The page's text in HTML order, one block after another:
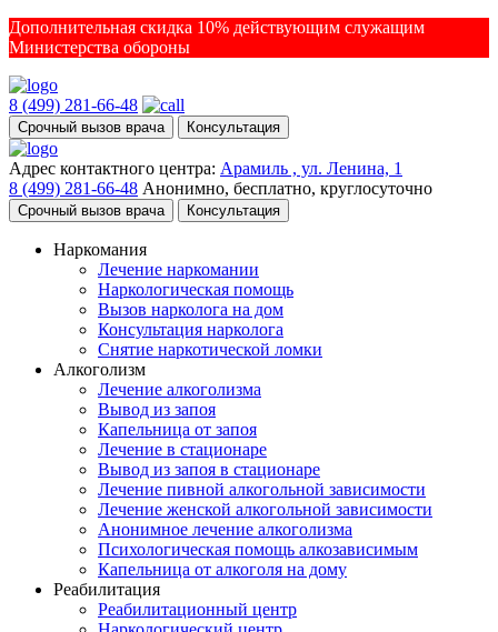
Дополнительная скидка 10% действующим служащим
Министерства обороны
8 (499) 281-66-48
Срочный вызов врача Консультация
Адрес контактного центра: Арамиль , ул. Ленина, 1
8 (499) 281-66-48 Анонимно, бесплатно, круглосуточно
Срочный вызов врача Консультация
Наркомания
Лечение наркомании
Наркологическая помощь
Вызов нарколога на дом
Консультация нарколога
Снятие наркотической ломки
Алкоголизм
Лечение алкоголизма
Вывод из запоя
Капельница от запоя
Лечение в стационаре
Вывод из запоя в стационаре
Лечение пивной алкогольной зависимости
Лечение женской алкогольной зависимости
Анонимное лечение алкоголизма
Психологическая помощь алкозависимым
Капельница от алкоголя на дому
Реабилитация
Реабилитационный центр